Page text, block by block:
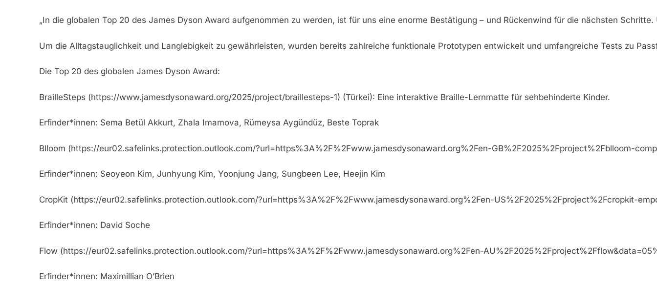
„In die globalen Top 20 des James Dyson Award aufgenommen zu werden, ist für uns eine enorme Bestätigung – und Rückenwind für die nächsten
Um die Alltagstauglichkeit und Langlebigkeit zu gewährleisten, wurden bereits zahlreiche funktionale Prototypen entwickelt und umfangreiche Tests zu
Die Top 20 des globalen James Dyson Award:
BrailleSteps (https://www.jamesdysonaward.org/2025/project/braillesteps-1) (Türkei): Eine interaktive Braille-Lernmatte für sehbehinderte Kinder.
Erfinder*innen: Sema Betül Akkurt, Zhala Imamova, Rümeysa Aygündüz, Beste Toprak
Blloom (https://eur02.safelinks.protection.outlook.com/?url=https%3A%2F%2Fwww.jamesdysonaward.org%2Fen-GB%2F2025%2Fproject%2Fblloom-
Erfinder*innen: Seoyeon Kim, Junhyung Kim, Yoonjung Jang, Sungbeen Lee, Heejin Kim
CropKit (https://eur02.safelinks.protection.outlook.com/?url=https%3A%2F%2Fwww.jamesdysonaward.org%2Fen-US%2F2025%2Fproject%2Fcropkit-
Erfinder*innen: David Soche
Flow (https://eur02.safelinks.protection.outlook.com/?url=https%3A%2F%2Fwww.jamesdysonaward.org%2Fen-
Erfinder*innen: Maximillian O’Brien